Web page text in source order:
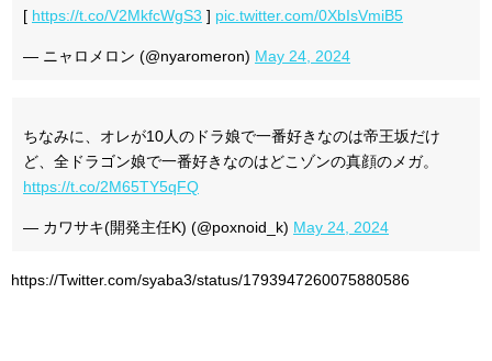
[ https://t.co/V2MkfcWgS3 ] pic.twitter.com/0XbIsVmiB5
— ニャロメロン (@nyaromeron) May 24, 2024
ちなみに、オレが10人のドラ娘で一番好きなのは帝王坂だけ
ど、全ドラゴン娘で一番好きなのはどこゾンの真顔のメガ。
https://t.co/2M65TY5qFQ
— カワサキ(開発主任K) (@poxnoid_k) May 24, 2024
https://Twitter.com/syaba3/status/1793947260075880586